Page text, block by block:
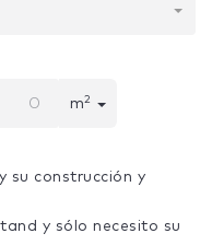
m2
su construcción y
y sólo necesito su